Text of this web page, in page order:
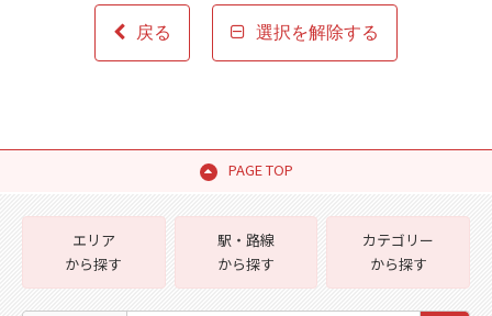
戻る 選択を解除する
PAGE TOP
エリア
から探す
駅・路線
から探す
カテゴリー
から探す